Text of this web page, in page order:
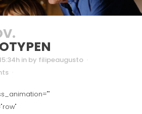
in by filipeaugusto